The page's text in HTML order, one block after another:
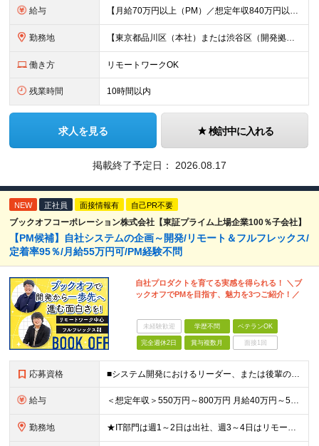
給与 【月給70万円以上（PM）／想定年収840万円以上】 ★詳しくは下記をご参照ください！ ■SE/PL/テスト計画以降などの上流フェーズ 月給53万円以上 ※想定年収636万円以上 ■PM/ディレク
勤務地 【東京都品川区（本社）または渋谷区（開発拠点）各プロジェクト先の勤務地】 ◎リモート案件も多数のため在宅勤務も可能です！ 常駐・ハイブリッド型・フルリモートなど柔軟に対応しています。 ※転勤はございま
働き方 リモートワークOK
残業時間 10時間以内
求人を見る 検討中に入れる
掲載終了予定日： 2026.08.17
NEW 正社員 面接情報有 自己PR不要
ブックオフコーポレーション株式会社【東証プライム上場企業100％子会社】
【PM候補】自社システムの企画～開発/リモート＆フルフレックス/
定着率95％/月給55万円可/PM経験不問
自社プロダクトを育てる実感を得られる！ ＼ブ
ックオフでPMを目指す、魅力を3つご紹介！／
未経験歓迎 学歴不問 ベテランOK
完全週休2日 賞与複数月 面接1回
応募資格 ■システム開発におけるリーダー、または後輩の指導や進捗管理などの経験のある方 ■機能要件/非機能要件の知識（経験は問いません） ＼「マネジメント未経験だけど今後チャレンジしたい」という方もぜひご応募く
給与 ＜想定年収＞550万円～800万円 月給40万円～55万円＋賞与＋交通費全額支給＋各種手当(子女教育手当等) ※経験・能力などを考慮し相談の上、当社規定により決定します。 ※上記金額には16～21時
勤務地 ★IT部門は週1～2日は出社、週3～4日はリモートワーク ★勤務地はご本人のご希望を最優先します ■飯田橋オフィス／東京都新宿区揚場町2-26 SKビル ■本社／神奈川県相模原市南区古淵2-14-